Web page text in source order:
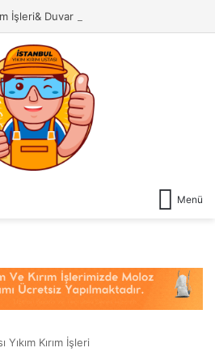
İşleri& Duvar Yıkma Ustası
Menü
Yıkım Kırım İşleri